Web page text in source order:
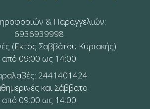
& Παραγγελιών:
6936939998
(Εκτός Σαββάτου Κυριακής)
από 09:00 ως 14:00
2441401424
και Σάββατο
από 09:00 ως 14:00